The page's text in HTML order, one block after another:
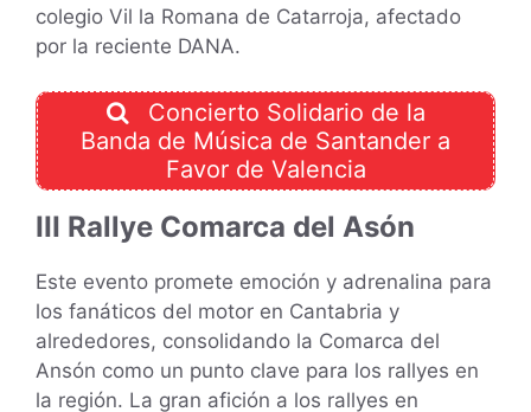
colegio Vil la Romana de Catarroja, afectado
por la reciente DANA.
Concierto Solidario de la
Banda de Música de Santander a
Favor de Valencia
III Rallye Comarca del Asón
Este evento promete emoción y adrenalina para
los fanáticos del motor en Cantabria y
alrededores, consolidando la Comarca del
Ansón como un punto clave para los rallyes en
la región. La gran afición a los rallyes en